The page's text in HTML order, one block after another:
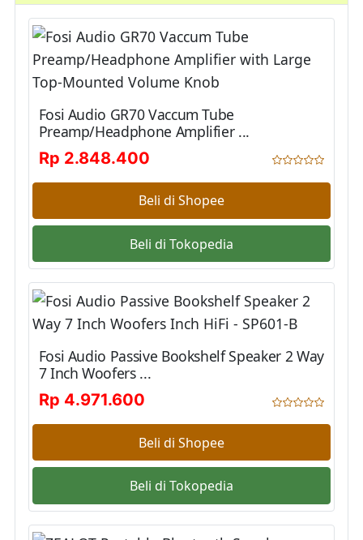
Fosi Audio GR70 Vaccum Tube
Preamp/Headphone Amplifier ...
Rp 2.848.400
Beli di Shopee
Beli di Tokopedia
Fosi Audio Passive Bookshelf Speaker 2 Way
7 Inch Woofers ...
Rp 4.971.600
Beli di Shopee
Beli di Tokopedia